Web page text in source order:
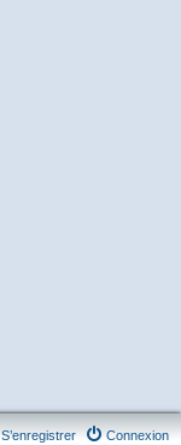
Connexion
S’enregistrer